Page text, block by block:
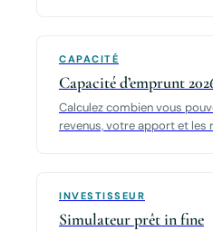
CAPACITÉ
Capacité d’emprunt
Calculez combien vous
revenus, votre apport et les
INVESTISSEUR
Simulateur prêt in fine